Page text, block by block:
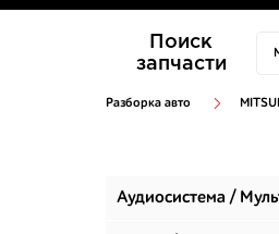
Поиск
запчасти
Разборка авто
Аудиосистема /